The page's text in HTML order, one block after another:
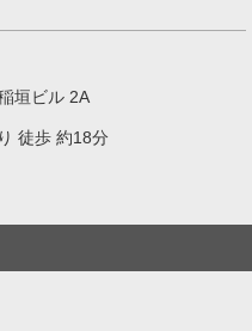
垣ビル 2A
徒歩 約18分